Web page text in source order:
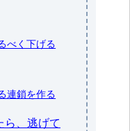
べく下げる
連鎖を作る
ら、逃げて